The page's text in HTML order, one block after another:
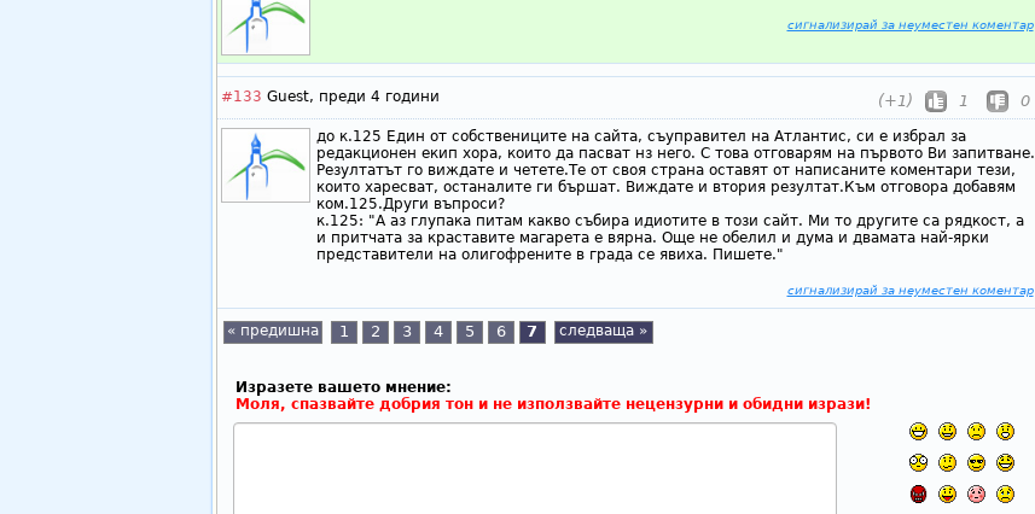
сигнализирай за неуместен коментар
#133 Guest, преди 4 години (+1) 1 0
до к.125 Един от собствениците на сайта, съуправител на Атлантис, си е избрал за
редакционен екип хора, които да пасват нз него. С това отговарям на първото Ви запитване.
Резултатът го виждате и четете.Те от своя страна оставят от написаните коментари тези,
които харесват, останалите ги бършат. Виждате и втория резултат.Към отговора добавям
ком.125.Други въпроси?
к.125: "А аз глупака питам какво събира идиотите в този сайт. Ми то другите са рядкост, а
и притчата за краставите магарета е вярна. Още не обелил и дума и двамата най-ярки
представители на олигофрените в града се явиха. Пишете."
сигнализирай за неуместен коментар
« предишна 1 2 3 4 5 6 7 следваща »
Изразете вашето мнение:
Моля, спазвайте добрия тон и не използвайте нецензурни и обидни изрази!